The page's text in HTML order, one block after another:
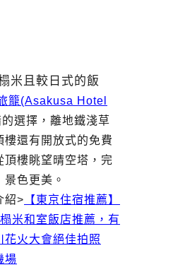
米且較日式的飯
籠(Asakusa Hotel
選擇，離地鐵淺草
樓還有開放式的免費
頂樓眺望晴空塔，完
色更美。
紹> 【東京住宿推薦】
米和室飯店推薦，有
花火大會絕佳拍照
場